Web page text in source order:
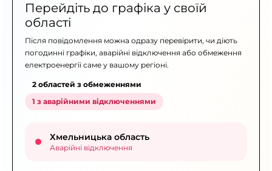
Перейдіть до графіка у своїй
області
Після повідомлення можна одразу перевірити, чи діють
погодинні графіки, аварійні відключення або обмеження
електроенергії саме у вашому регіоні.
2 областей з обмеженнями
1 з аварійними відключеннями
Хмельницька область
Аварійні відключення